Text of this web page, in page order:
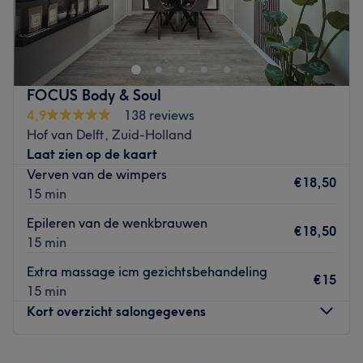
Beauty lounge by Elsais een salon waar zorg en comfort
centraal staan, met als doel de klanten een unieke
wellnesservaring te bieden.
Dichtstbijzijnde openbaar vervoer:
De salon is gelegen bij de halte Delft.
Het team:
De salon heeft een klein team van medewerkers die zorg
dragen voor de klanten. Ze zijn professioneel, vriendelijk
en streven ernaar om aan alle behoeften van hun klanten
Wat we leuk vinden aan de salon:
Gespecialiseerd in: schoonheidsbehandelingen
FOCUS Body & Soul
4,9
138 reviews
Hof van Delft, Zuid-Holland
Laat zien op de kaart
Verven van de wimpers
15 min
€18,50
Epileren van de wenkbrauwen
15 min
€18,50
Extra massage icm gezichtsbehandeling
15 min
€15
Kort overzicht salongegevens